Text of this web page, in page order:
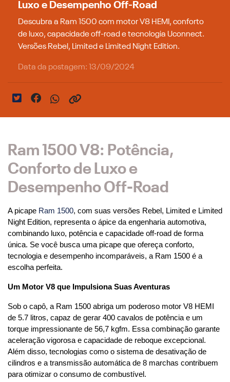
Luxo e Desempenho Off-Road
Descubra a Ram 1500 com motor V8 HEMI, conforto
de luxo, capacidade off-road e tecnologia Uconnect.
Versões Rebel, Limited e Limited Night Edition.
Data da postagem: 13/09/2024
Ram 1500 V8: Potência,
Conforto de Luxo e
Desempenho Off-Road
A picape Ram 1500, com suas versões Rebel, Limited e Limited
Night Edition, representa o ápice da engenharia automotiva,
combinando luxo, potência e capacidade off-road de forma
única. Se você busca uma picape que ofereça conforto,
tecnologia e desempenho incomparáveis, a Ram 1500 é a
escolha perfeita.
Um Motor V8 que Impulsiona Suas Aventuras
Sob o capô, a Ram 1500 abriga um poderoso motor V8 HEMI
de 5.7 litros, capaz de gerar 400 cavalos de potência e um
torque impressionante de 56,7 kgfm. Essa combinação garante
aceleração vigorosa e capacidade de reboque excepcional.
Além disso, tecnologias como o sistema de desativação de
cilindros e a transmissão automática de 8 marchas contribuem
para otimizar o consumo de combustível.